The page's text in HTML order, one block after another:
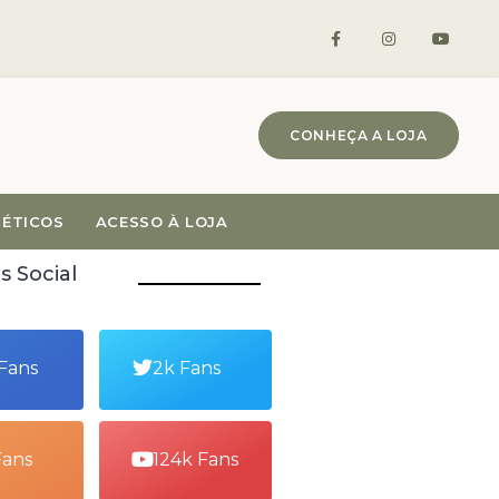
CONHEÇA A LOJA
ACESSO À LOJA
Social
2k Fans
124k Fans